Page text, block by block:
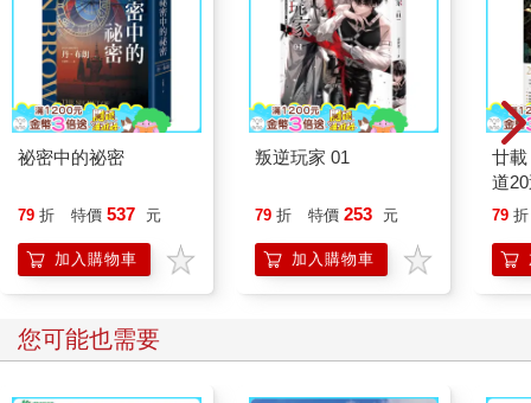
祕密中的祕密
79 折 特價 537 元
加入購物車
叛逆玩家 01
79 折 特價 253 元
加入購物車
廿
道
79 折
您可能也需要